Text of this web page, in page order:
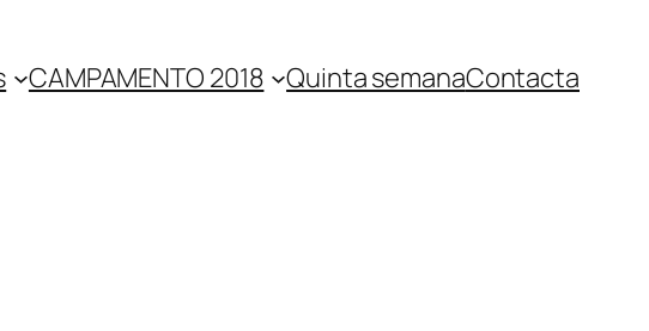
CAMPAMENTO 2018 Quinta semanaContacta